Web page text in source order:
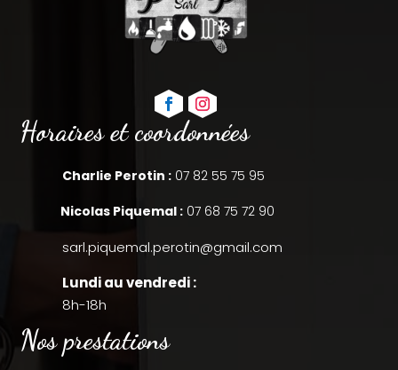
Horaires et coordonnées
Charlie Perotin : 07 82 55 75 95
Nicolas Piquemal : 07 68 75 72 90
sarl.piquemal.perotin@gmail.com
Lundi au vendredi :
8h-18h
Nos prestations